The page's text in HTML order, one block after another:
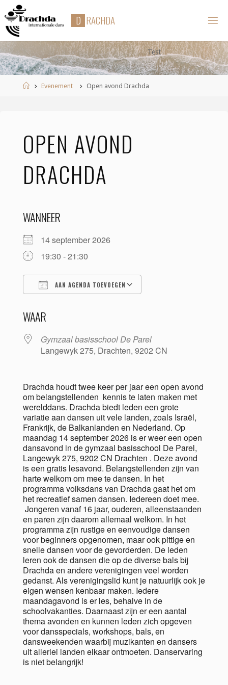
naar
de
inhoud
D RACHDA
Test
HomeEvenement Open avond Drachda
OPEN AVOND
DRACHDA
WANNEER
14 september 2026
19:30 - 21:30
AAN AGENDA TOEVOEGEN
WAAR
Gymzaal basisschool De Parel
Langewyk 275, Drachten, 9202 CN
Drachda houdt twee keer per jaar een open avond
om belangstellenden kennis te laten maken met
werelddans. Drachda biedt leden een grote
variatie aan dansen uit vele landen, zoals Israël,
Frankrijk, de Balkanlanden en Nederland. Op
maandag 14 september 2026 is er weer een open
dansavond in de gymzaal basisschool De Parel,
Langewyk 275, 9202 CN Drachten . Deze avond
is een gratis lesavond. Belangstellenden zijn van
harte welkom om mee te dansen. In het
programma volksdans van Drachda gaat het om
het recreatief samen dansen. Iedereen doet mee.
Jongeren vanaf 16 jaar, ouderen, alleenstaanden
en paren zijn daarom allemaal welkom. In het
programma zijn rustige en eenvoudige dansen
voor beginners opgenomen, maar ook pittige en
snelle dansen voor de gevorderden. De leden
leren ook de dansen die op de diverse bals bij
Drachda en andere verenigingen veel worden
gedanst. Als verenigingslid kunt je natuurlijk ook je
eigen wensen kenbaar maken. Iedere
maandagavond is er les, behalve in de
schoolvakanties. Daarnaast zijn er een aantal
thema avonden en kunnen leden zich opgeven
voor dansspecials, workshops, bals, en
dansweekenden waarbij muzikanten en dansers
uit allerlei landen elkaar ontmoeten. Danservaring
is niet belangrijk!